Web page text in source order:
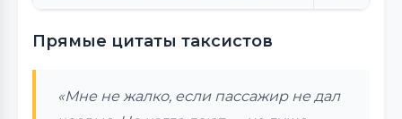
Прямые цитаты таксистов
«Мне не жалко, если пассажир не дал